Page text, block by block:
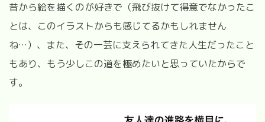
昔から絵を描くのが好きで（飛び抜けて得意でなかったこ
とは、このイラストからも感じてるかもしれません
ね…）、また、その一芸に支えられてきた人生だったこと
もあり、もう少しこの道を極めたいと思っていたからで
す。